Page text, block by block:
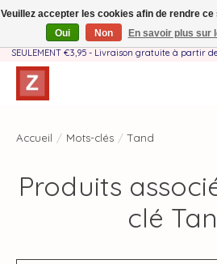
Fait à la main par une équipe mère-fille❤️ -
SEULEMENT €3,95 - Livraison gratuite à partir
Accueil / Mots-clés / Tand
Produits
clé
Veuillez accepter les cookies afin de rendre
Oui
Non En savoir plus sur